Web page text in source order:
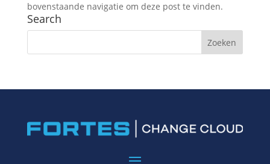
bovenstaande navigatie om deze post te vinden.
Search